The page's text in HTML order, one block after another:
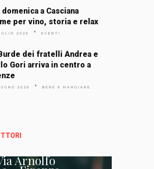
domenica a Casciana
per vino, storia e relax
2026 EVENTI
dei fratelli Andrea e
Gori arriva in centro a
2026 BERE E MANGIARE
Arnolfo